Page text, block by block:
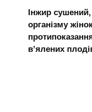
Інжир
організму
в’ялених